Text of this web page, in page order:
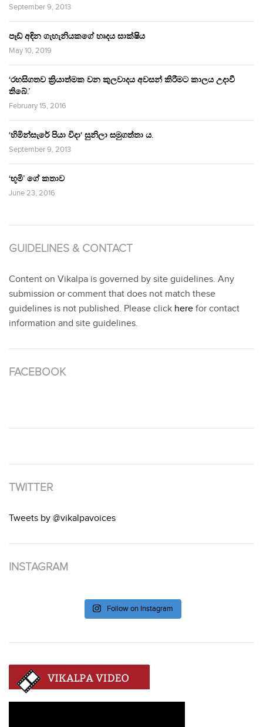
September 9, 2013
පෑඩ් අඳින ගැහැනියකගේ හෘදය සාක්ෂිය
May 10, 2019
‘රහසිගතව ක්‍රියාත්මක වන කුලවාදය අවසන් කිරීමට කාලය උදාවී
තිබේ.’
February 15, 2016
‘හිමින්සැරේ පියා විදා‘ සුනිලා සමුගත්තා ය.
September 9, 2013
‘භූමි’ ගේ කතාව
June 23, 2016
GUIDELINES & CONTACT
Content on Vikalpa is governed by site guidelines. Any
submission or comment that does not match these
guidelines is not published. Please click here for contact
information and site guidelines.
FACEBOOK
TWITTER
Tweets by @vikalpavoices
INSTAGRAM
Follow on Instagram